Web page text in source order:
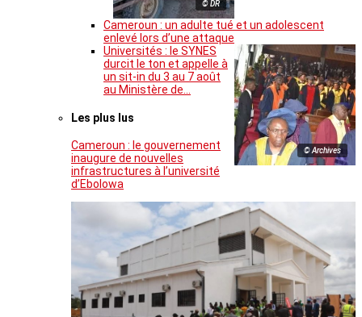
© DR
Cameroun : un adulte tué et un adolescent
enlevé lors d’une attaque
© Archives
Universités : le SYNES
durcit le ton et appelle à
un sit-in du 3 au 7 août
au Ministère de…
Les plus lus
Cameroun : le gouvernement
inaugure de nouvelles
infrastructures à l’université
d’Ebolowa